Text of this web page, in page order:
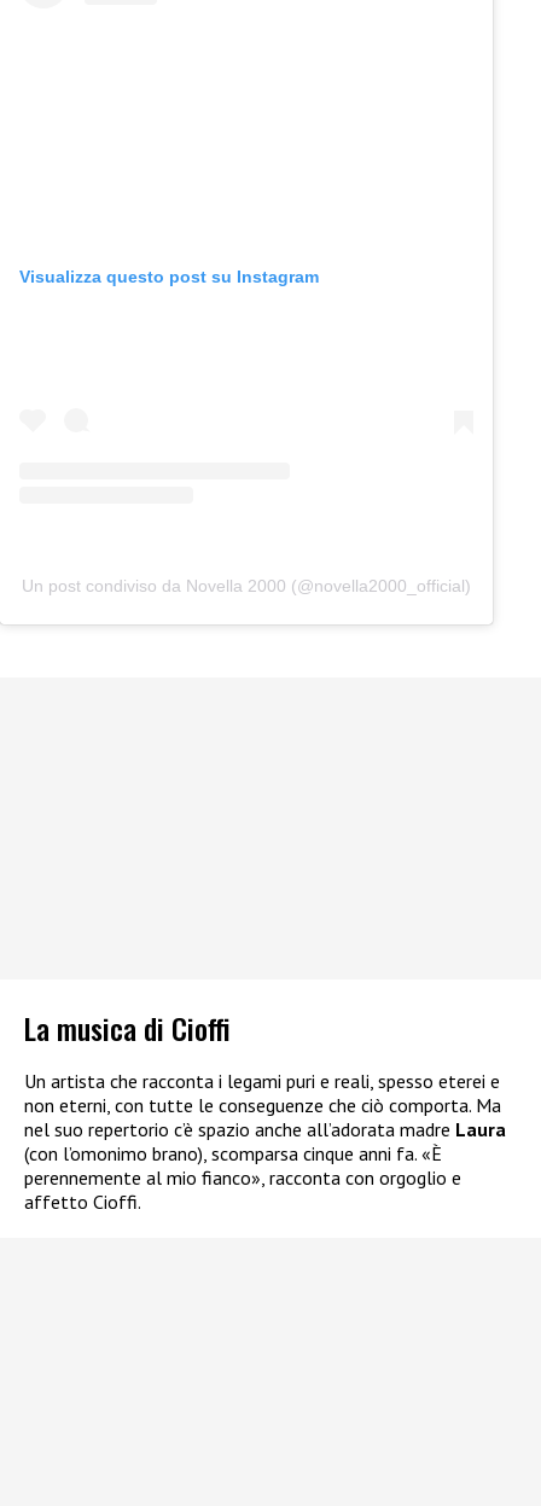
Visualizza questo post su Instagram
Un post condiviso da Novella 2000 (@novella2000_official)
La musica di Cioffi
Un artista che racconta i legami puri e reali, spesso eterei e
non eterni, con tutte le conseguenze che ciò comporta. Ma
nel suo repertorio c’è spazio anche all’adorata madre Laura
(con l’omonimo brano), scomparsa cinque anni fa. «È
perennemente al mio fianco», racconta con orgoglio e
affetto Cioffi.